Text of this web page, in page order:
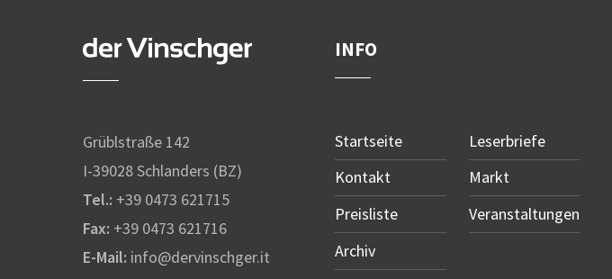
Grüblstraße 142
I-39028 Schlanders (BZ)
Tel.: +39 0473 621715
Fax: +39 0473 621716
E-Mail: info@dervinschger.it
INFO
Startseite
Kontakt
Preisliste
Archiv
Leserbriefe
Markt
Veranstaltungen